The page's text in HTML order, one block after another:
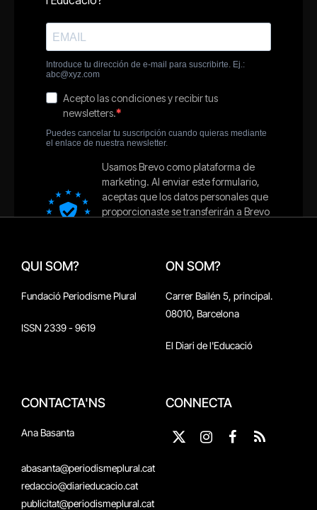
QUI SOM?
Fundació Periodisme Plural
ISSN 2339 - 9619
ON SOM?
Carrer Bailén 5, principal.
08010, Barcelona
El Diari de l'Educació
CONTACTA'NS
Ana Basanta
abasanta@periodismeplural.cat
redaccio@diarieducacio.cat
publicitat@periodismeplural.cat
CONNECTA
X
Instagram
Facebook
RSS